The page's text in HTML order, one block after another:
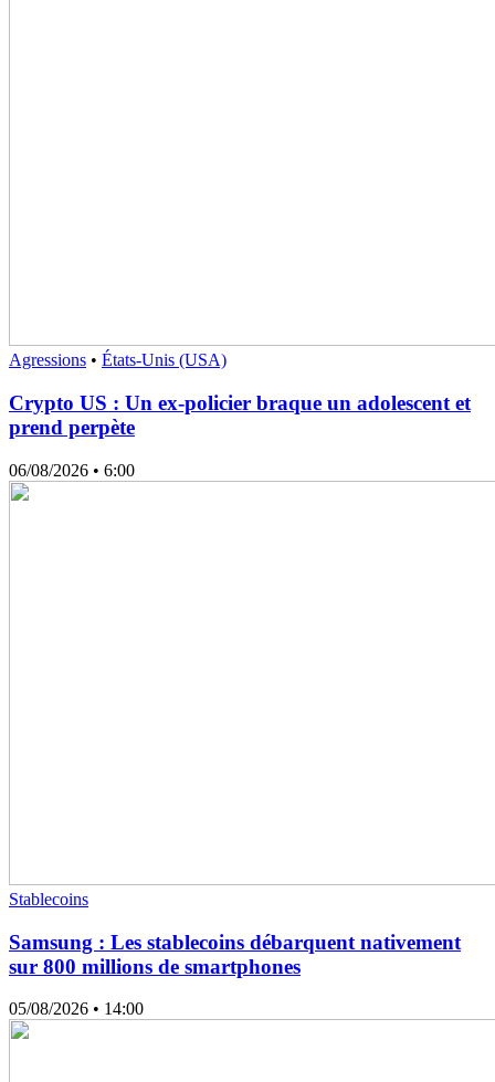
Agressions • États-Unis (USA)
Crypto US : Un ex-policier braque un adolescent et
prend perpète
06/08/2026 • 6:00
Stablecoins
Samsung : Les stablecoins débarquent nativement
sur 800 millions de smartphones
05/08/2026 • 14:00